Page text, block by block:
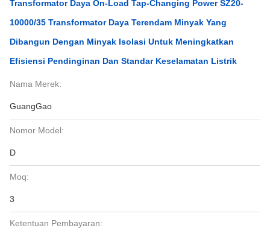
Transformator Daya On-Load Tap-Changing Power SZ20-
10000/35 Transformator Daya Terendam Minyak Yang
Dibangun Dengan Minyak Isolasi Untuk Meningkatkan
Efisiensi Pendinginan Dan Standar Keselamatan Listrik
Nama Merek:
GuangGao
Nomor Model:
D
Moq:
3
Ketentuan Pembayaran: